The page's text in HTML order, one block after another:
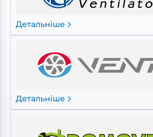
Детальніше
Детальніше